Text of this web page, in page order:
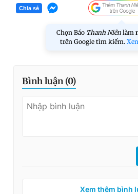
Chia sẻ
Chọn Báo Thanh Niên làm
trên Google tìm kiếm.
Bình luận (0)
Xem thêm bình